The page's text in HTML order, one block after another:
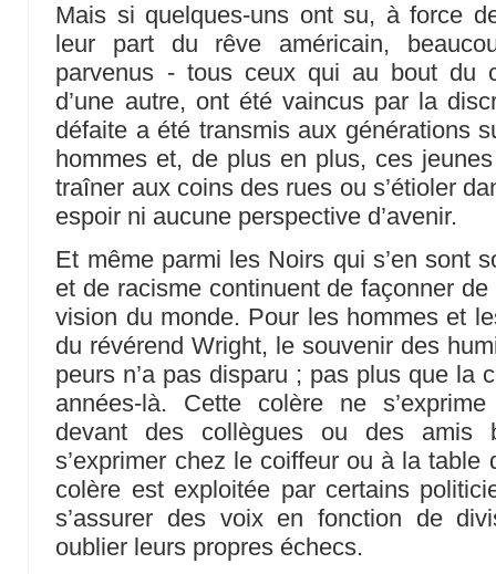
Mais si quelques-uns ont su, à force
leur part du rêve américain,
parvenus - tous ceux qui au bout du
d’une autre, ont été vaincus par la
défaite a été transmis aux générations
hommes et, de plus en plus, ces
traîner aux coins des rues ou s’étioler
espoir ni aucune perspective d’avenir.
Et même parmi les Noirs qui s’en sont
et de racisme continuent de façonner
vision du monde. Pour les hommes et
du révérend Wright, le souvenir des
peurs n’a pas disparu ; pas plus que la
années-là. Cette colère ne
devant des collègues ou des amis
s’exprimer chez le coiffeur ou à la
colère est exploitée par certains
s’assurer des voix en fonction de
oublier leurs propres échecs.